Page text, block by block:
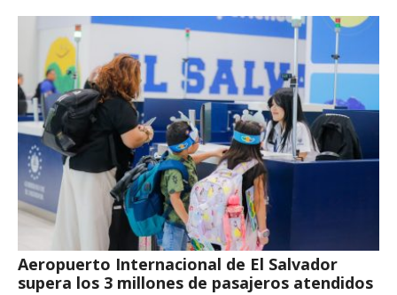
Aeropuerto Internacional de El Salvador
supera los 3 millones de pasajeros atendidos